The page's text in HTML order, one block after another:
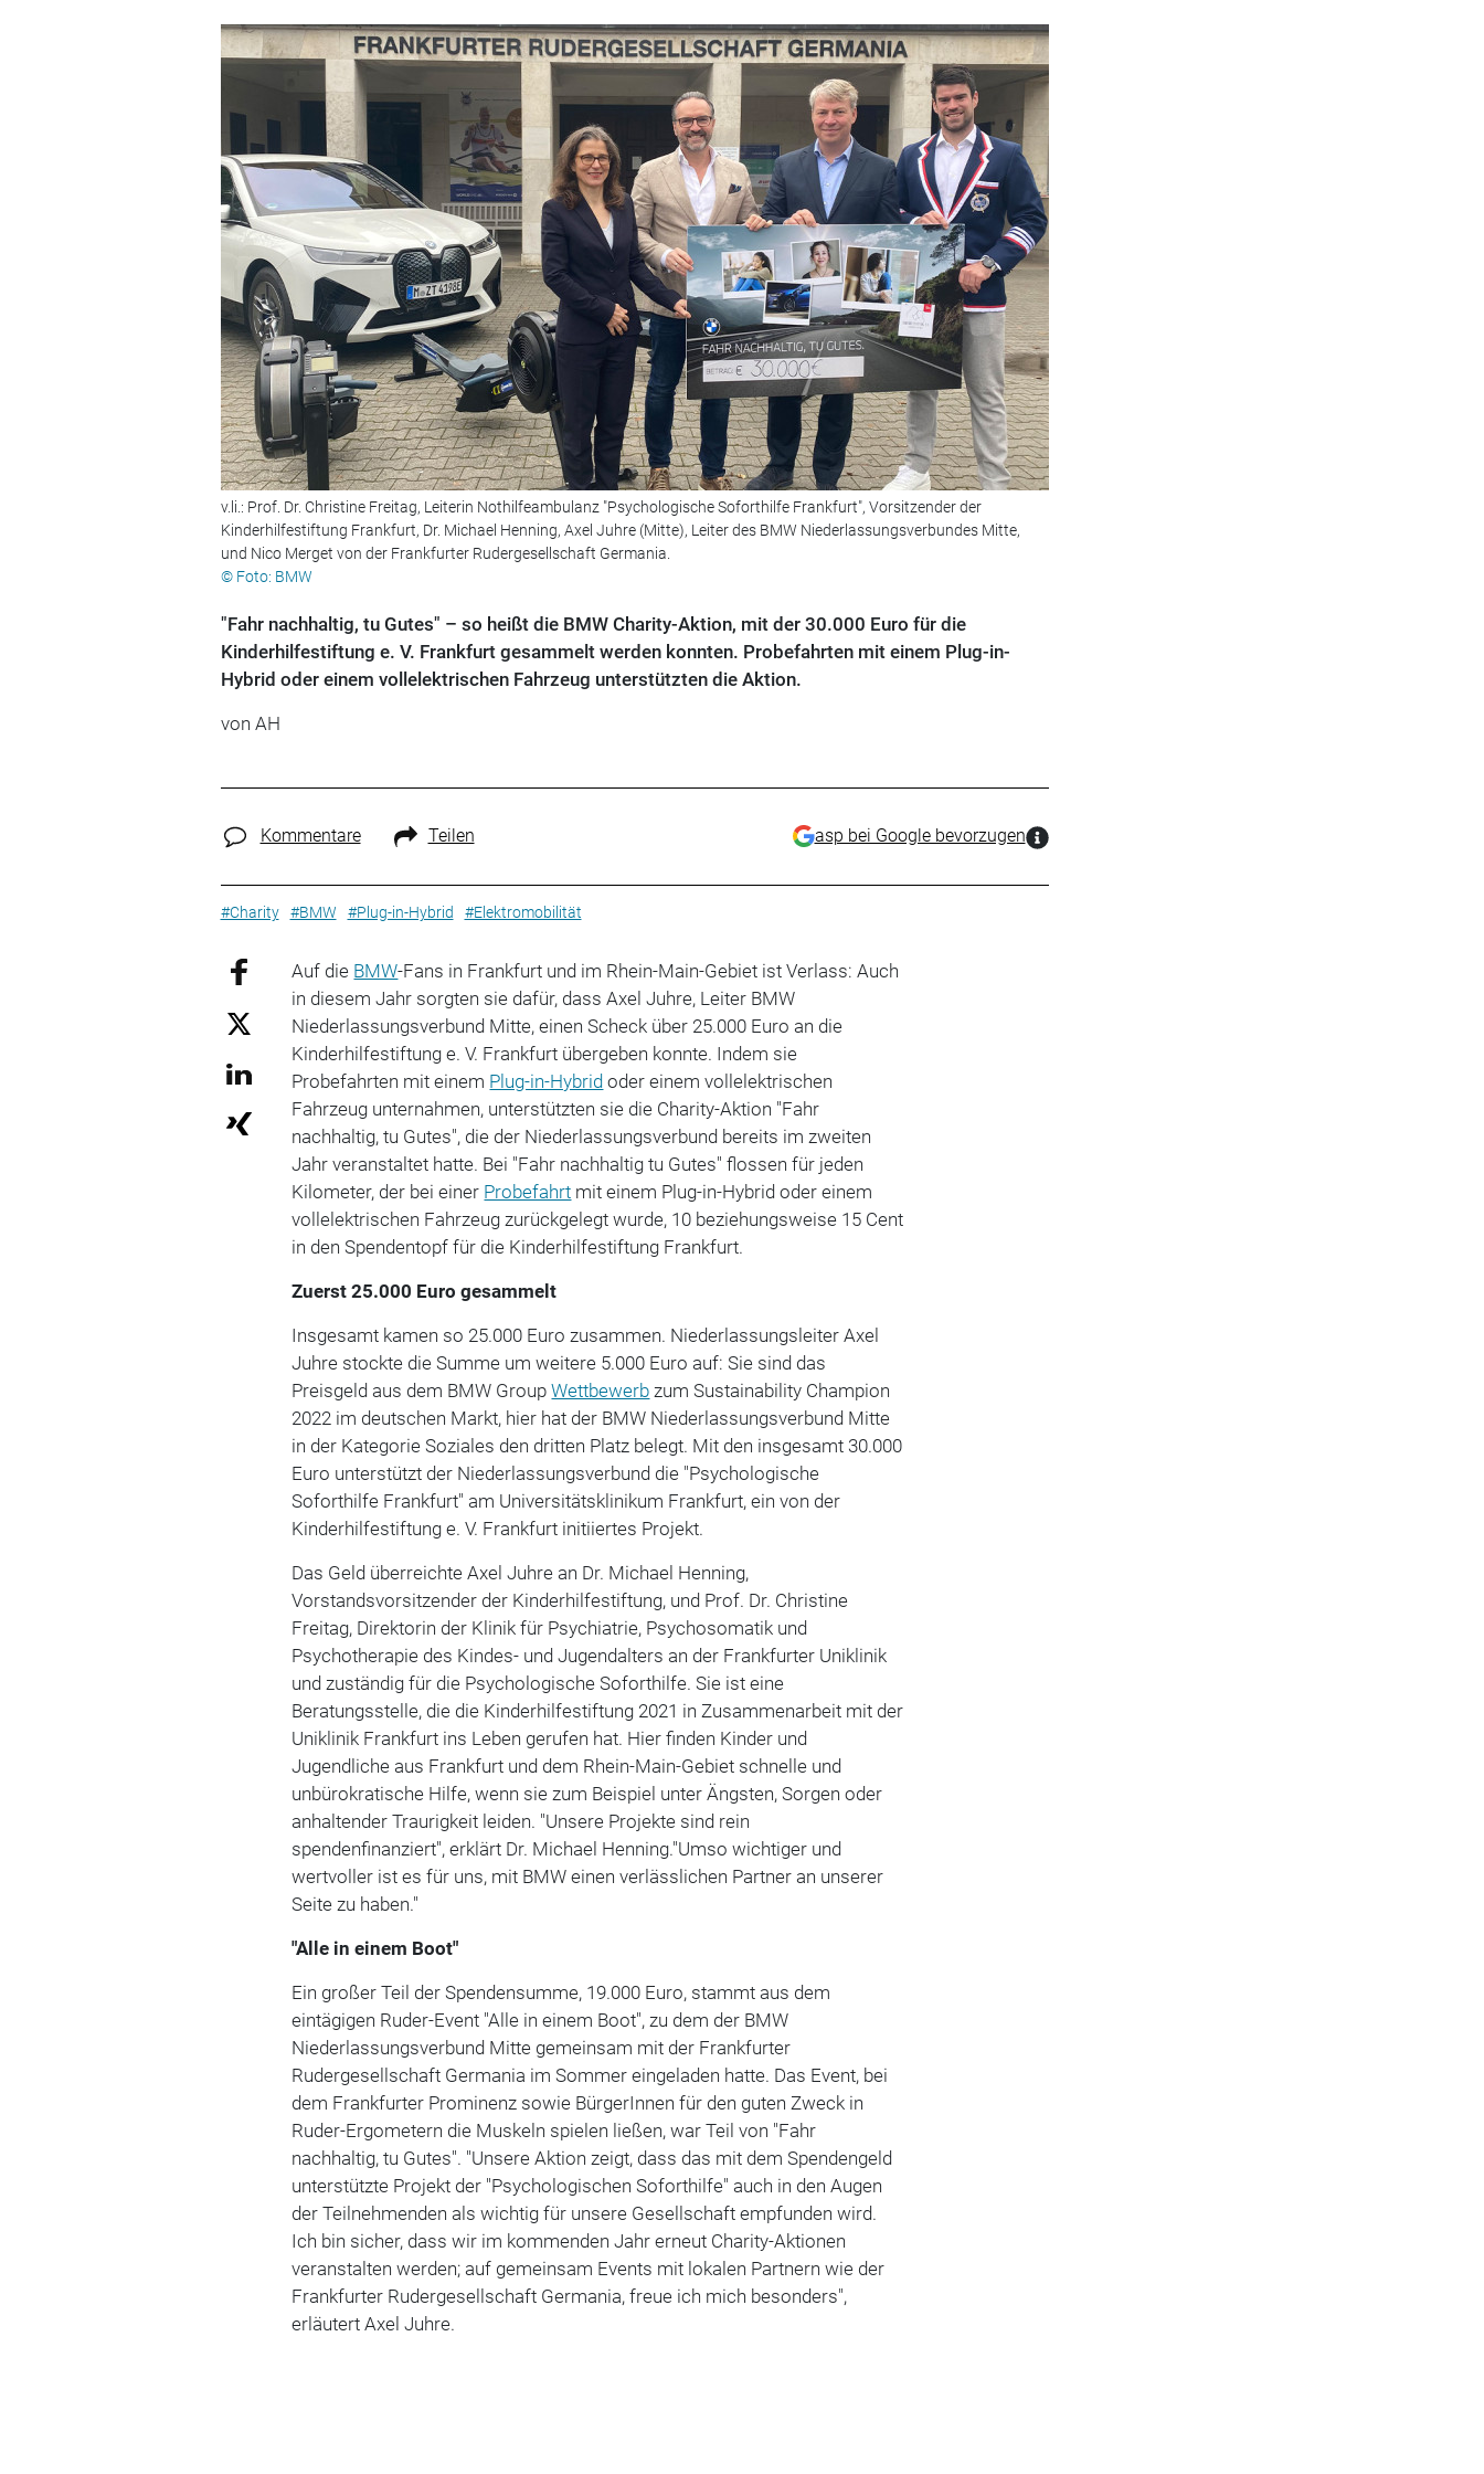
v.li.: Prof. Dr. Christine Freitag, Leiterin Nothilfeambulanz "Psychologische Soforthilfe Frankfurt", Vorsitzender der
Kinderhilfestiftung Frankfurt, Dr. Michael Henning, Axel Juhre (Mitte), Leiter des BMW Niederlassungsverbundes Mitte,
und Nico Merget von der Frankfurter Rudergesellschaft Germania.
© Foto: BMW
"Fahr nachhaltig, tu Gutes" – so heißt die BMW Charity-Aktion, mit der 30.000 Euro für die
Kinderhilfestiftung e. V. Frankfurt gesammelt werden konnten. Probefahrten mit einem Plug-in-
Hybrid oder einem vollelektrischen Fahrzeug unterstützten die Aktion.
von AH
Kommentare Teilen asp bei Google bevorzugen
#Charity #BMW #Plug-in-Hybrid #Elektromobilität
Auf die BMW-Fans in Frankfurt und im Rhein-Main-Gebiet ist Verlass: Auch
in diesem Jahr sorgten sie dafür, dass Axel Juhre, Leiter BMW
Niederlassungsverbund Mitte, einen Scheck über 25.000 Euro an die
Kinderhilfestiftung e. V. Frankfurt übergeben konnte. Indem sie
Probefahrten mit einem Plug-in-Hybrid oder einem vollelektrischen
Fahrzeug unternahmen, unterstützten sie die Charity-Aktion "Fahr
nachhaltig, tu Gutes", die der Niederlassungsverbund bereits im zweiten
Jahr veranstaltet hatte. Bei "Fahr nachhaltig tu Gutes" flossen für jeden
Kilometer, der bei einer Probefahrt mit einem Plug-in-Hybrid oder einem
vollelektrischen Fahrzeug zurückgelegt wurde, 10 beziehungsweise 15 Cent
in den Spendentopf für die Kinderhilfestiftung Frankfurt.
Zuerst 25.000 Euro gesammelt
Insgesamt kamen so 25.000 Euro zusammen. Niederlassungsleiter Axel
Juhre stockte die Summe um weitere 5.000 Euro auf: Sie sind das
Preisgeld aus dem BMW GroupWettbewerb zum Sustainability Champion
2022 im deutschen Markt, hier hat der BMW Niederlassungsverbund Mitte
in der Kategorie Soziales den dritten Platz belegt. Mit den insgesamt 30.000
Euro unterstützt der Niederlassungsverbund die "Psychologische
Soforthilfe Frankfurt" am Universitätsklinikum Frankfurt, ein von der
Kinderhilfestiftung e. V. Frankfurt initiiertes Projekt.
Das Geld überreichte Axel Juhre an Dr. Michael Henning,
Vorstandsvorsitzender der Kinderhilfestiftung, und Prof. Dr. Christine
Freitag, Direktorin der Klinik für Psychiatrie, Psychosomatik und
Psychotherapie des Kindes- und Jugendalters an der Frankfurter Uniklinik
und zuständig für die Psychologische Soforthilfe. Sie ist eine
Beratungsstelle, die die Kinderhilfestiftung 2021 in Zusammenarbeit mit der
Uniklinik Frankfurt ins Leben gerufen hat. Hier finden Kinder und
Jugendliche aus Frankfurt und dem Rhein-Main-Gebiet schnelle und
unbürokratische Hilfe, wenn sie zum Beispiel unter Ängsten, Sorgen oder
anhaltender Traurigkeit leiden. "Unsere Projekte sind rein
spendenfinanziert", erklärt Dr. Michael Henning."Umso wichtiger und
wertvoller ist es für uns, mit BMW einen verlässlichen Partner an unserer
Seite zu haben."
"Alle in einem Boot"
Ein großer Teil der Spendensumme, 19.000 Euro, stammt aus dem
eintägigen Ruder-Event "Alle in einem Boot", zu dem der BMW
Niederlassungsverbund Mitte gemeinsam mit der Frankfurter
Rudergesellschaft Germania im Sommer eingeladen hatte. Das Event, bei
dem Frankfurter Prominenz sowie BürgerInnen für den guten Zweck in
Ruder-Ergometern die Muskeln spielen ließen, war Teil von "Fahr
nachhaltig, tu Gutes". "Unsere Aktion zeigt, dass das mit dem Spendengeld
unterstützte Projekt der "Psychologischen Soforthilfe" auch in den Augen
der Teilnehmenden als wichtig für unsere Gesellschaft empfunden wird.
Ich bin sicher, dass wir im kommenden Jahr erneut Charity-Aktionen
veranstalten werden; auf gemeinsam Events mit lokalen Partnern wie der
Frankfurter Rudergesellschaft Germania, freue ich mich besonders",
erläutert Axel Juhre.